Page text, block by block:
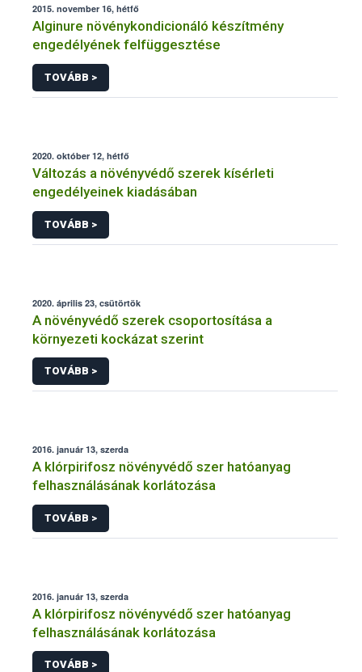
2015. november 16, hétfő
Alginure növénykondicionáló készítmény
engedélyének felfüggesztése
TOVÁBB >
2020. október 12, hétfő
Változás a növényvédő szerek kísérleti
engedélyeinek kiadásában
TOVÁBB >
2020. április 23, csütörtök
A növényvédő szerek csoportosítása a
környezeti kockázat szerint
TOVÁBB >
2016. január 13, szerda
A klórpirifosz növényvédő szer hatóanyag
felhasználásának korlátozása
TOVÁBB >
2016. január 13, szerda
A klórpirifosz növényvédő szer hatóanyag
felhasználásának korlátozása
TOVÁBB >